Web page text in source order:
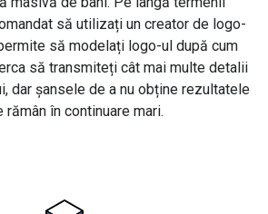
să utilizați un creator de logo-
să modelați logo-ul după cum
să transmiteți cât mai multe detalii
dar șansele de a nu obține rezultatele
rămân în continuare mari.